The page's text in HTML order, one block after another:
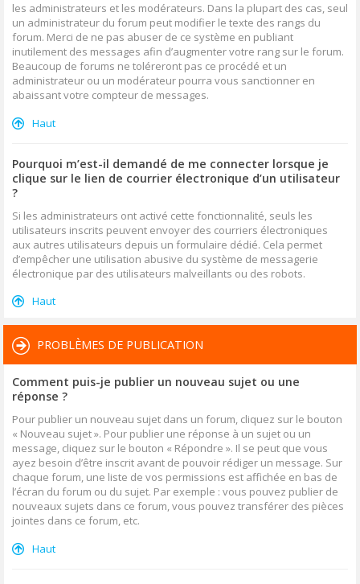
les administrateurs et les modérateurs. Dans la plupart des cas, seul
un administrateur du forum peut modifier le texte des rangs du
forum. Merci de ne pas abuser de ce système en publiant
inutilement des messages afin d’augmenter votre rang sur le forum.
Beaucoup de forums ne toléreront pas ce procédé et un
administrateur ou un modérateur pourra vous sanctionner en
abaissant votre compteur de messages.
Haut
Pourquoi m’est-il demandé de me connecter lorsque je
clique sur le lien de courrier électronique d’un utilisateur
?
Si les administrateurs ont activé cette fonctionnalité, seuls les
utilisateurs inscrits peuvent envoyer des courriers électroniques
aux autres utilisateurs depuis un formulaire dédié. Cela permet
d’empêcher une utilisation abusive du système de messagerie
électronique par des utilisateurs malveillants ou des robots.
Haut
PROBLÈMES DE PUBLICATION
Comment puis-je publier un nouveau sujet ou une
réponse ?
Pour publier un nouveau sujet dans un forum, cliquez sur le bouton
« Nouveau sujet ». Pour publier une réponse à un sujet ou un
message, cliquez sur le bouton « Répondre ». Il se peut que vous
ayez besoin d’être inscrit avant de pouvoir rédiger un message. Sur
chaque forum, une liste de vos permissions est affichée en bas de
l’écran du forum ou du sujet. Par exemple : vous pouvez publier de
nouveaux sujets dans ce forum, vous pouvez transférer des pièces
jointes dans ce forum, etc.
Haut